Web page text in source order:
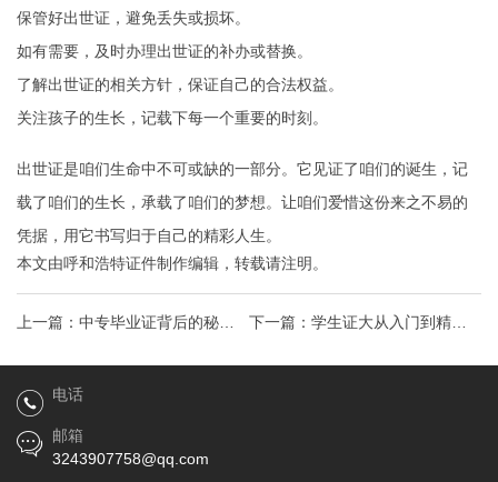
保管好出世证，避免丢失或损坏。
如有需要，及时办理出世证的补办或替换。
了解出世证的相关方针，保证自己的合法权益。
关注孩子的生长，记载下每一个重要的时刻。
出世证是咱们生命中不可或缺的一部分。它见证了咱们的诞生，记
载了咱们的生长，承载了咱们的梦想。让咱们爱惜这份来之不易的
凭据，用它书写归于自己的精彩人生。
本文由呼和浩特证件制作编辑，转载请注明。
上一篇： 中专毕业证背后的秘密
学历提升新途径与就业新机遇
下一篇： 学生证大从入门到精
通，带你玩转校园优惠生活圈
电话
邮箱
3243907758@qq.com